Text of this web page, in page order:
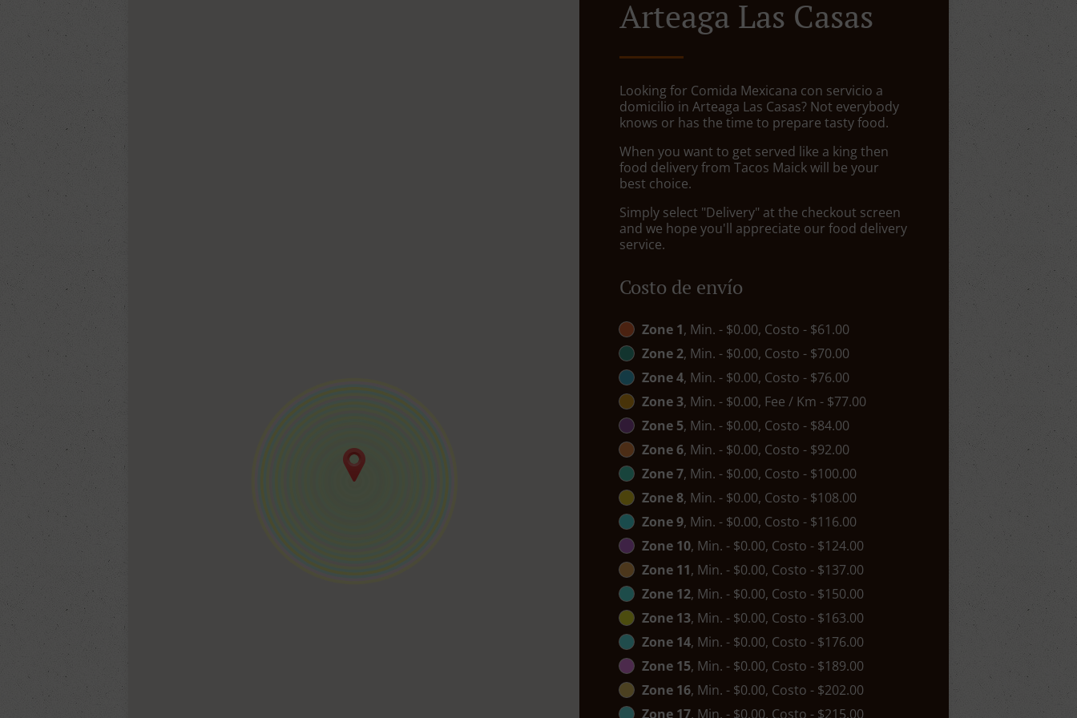
Arteaga Las Casas
Looking for Comida Mexicana con servicio a
domicilio in Arteaga Las Casas? Not everybody
knows or has the time to prepare tasty food.
When you want to get served like a king then
food delivery from Tacos Maick will be your
best choice.
Simply select "Delivery" at the checkout screen
and we hope you'll appreciate our food delivery
service.
Costo de envío
Zone 1, Min. - $0.00, Costo - $61.00
Zone 2, Min. - $0.00, Costo - $70.00
Zone 4, Min. - $0.00, Costo - $76.00
Zone 3, Min. - $0.00, Fee / Km - $77.00
Zone 5, Min. - $0.00, Costo - $84.00
Zone 6, Min. - $0.00, Costo - $92.00
Zone 7, Min. - $0.00, Costo - $100.00
Zone 8, Min. - $0.00, Costo - $108.00
Zone 9, Min. - $0.00, Costo - $116.00
Zone 10, Min. - $0.00, Costo - $124.00
Zone 11, Min. - $0.00, Costo - $137.00
Zone 12, Min. - $0.00, Costo - $150.00
Zone 13, Min. - $0.00, Costo - $163.00
Zone 14, Min. - $0.00, Costo - $176.00
Zone 15, Min. - $0.00, Costo - $189.00
Zone 16, Min. - $0.00, Costo - $202.00
Zone 17, Min. - $0.00, Costo - $215.00